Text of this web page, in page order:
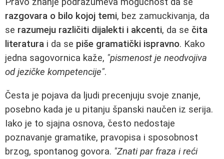
razgovara o bilo kojoj temi, bez zamuckivanja, da
se razumeju različiti dijalekti i akcenti, da se čita
literatura i da se piše gramatički ispravno. Kako
jedna sagovornica kaže, "pismenost je neodvojiva
od jezičke kompetencije".
Česta je pojava da ljudi precenjuju svoje znanje,
posebno kada je u pitanju španski naučen iz serija.
Iako je to sjajna osnova, često nedostaje
poznavanje gramatike, pravopisa i sposobnost
brzog, spontanog govora. "Znati par fraza i reći